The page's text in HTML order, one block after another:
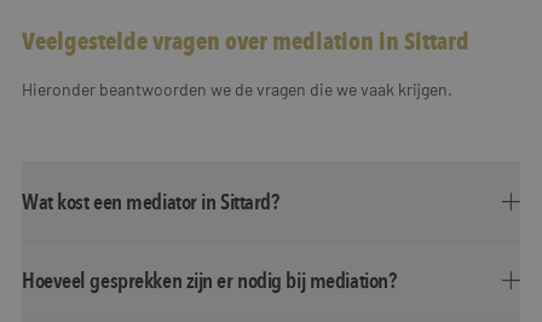
Veelgestelde vragen over mediation in Sittard
Hieronder beantwoorden we de vragen die we vaak krijgen.
Wat kost een mediator in Sittard?
Hoeveel gesprekken zijn er nodig bij mediation?